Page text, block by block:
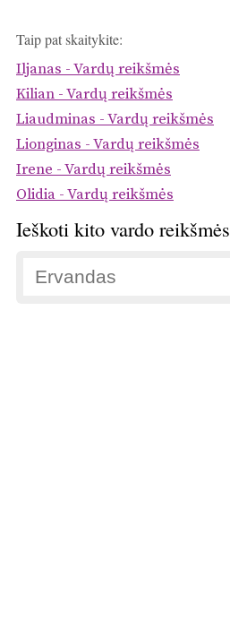
Taip pat skaitykite:
Iljanas - Vardų reikšmės
Kilian - Vardų reikšmės
Liaudminas - Vardų reikšmės
Lionginas - Vardų reikšmės
Irene - Vardų reikšmės
Olidia - Vardų reikšmės
Ieškoti kito vardo reikšmės